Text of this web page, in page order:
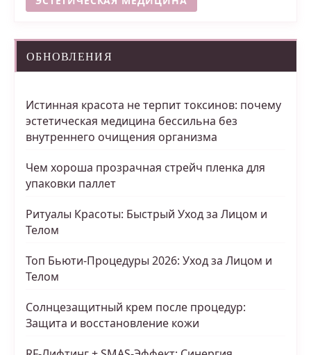
ОБНОВЛЕНИЯ
Истинная красота не терпит токсинов: почему
эстетическая медицина бессильна без
внутреннего очищения организма
Чем хороша прозрачная стрейч пленка для
упаковки паллет
Ритуалы Красоты: Быстрый Уход за Лицом и
Телом
Топ Бьюти-Процедуры 2026: Уход за Лицом и
Телом
Солнцезащитный крем после процедур:
Защита и восстановление кожи